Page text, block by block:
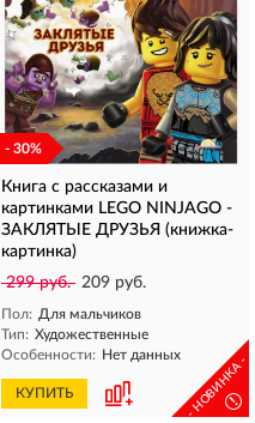
- 30%
Книга с рассказами и
картинками LEGO NINJAGO -
ЗАКЛЯТЫЕ ДРУЗЬЯ (книжка-
картинка)
299 руб. 209 руб.
Пол: Для мальчиков
Тип: Художественные
Особенности: Нет данных
КУПИТЬ - НОВИНКА -
!